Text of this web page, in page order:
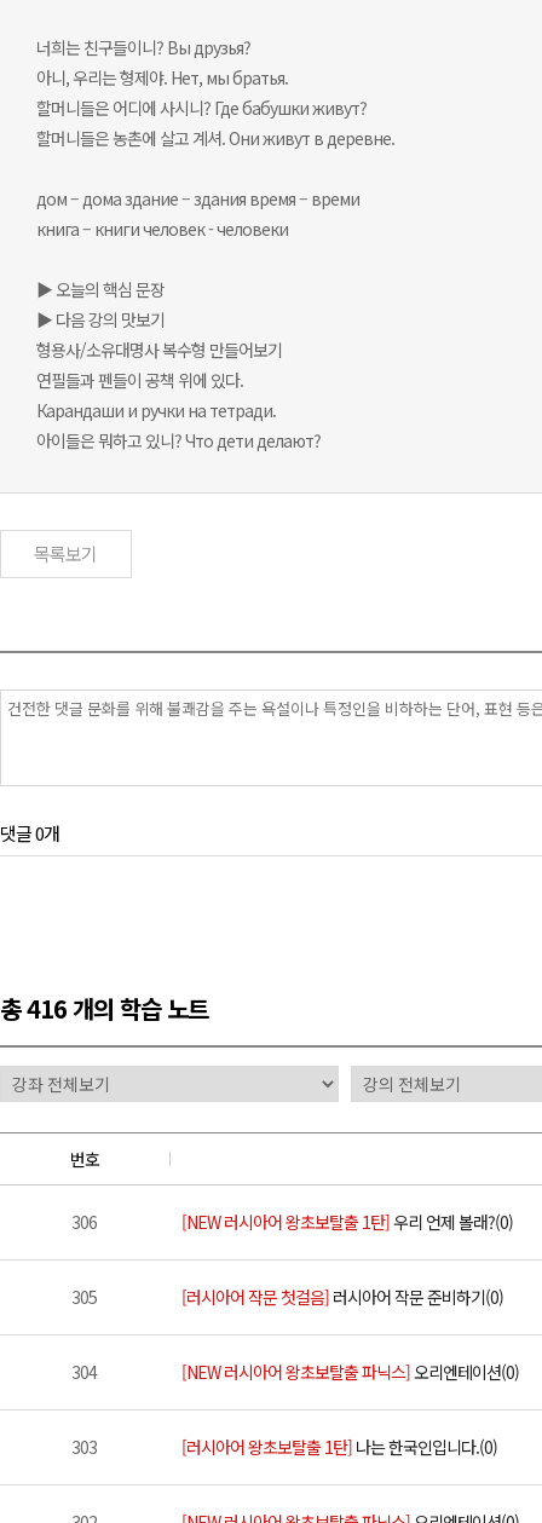
너희는 친구들이니? Вы друзья?
아니, 우리는 형제야. Нет, мы братья.
할머니들은 어디에 사시니? Где бабушки живут?
할머니들은 농촌에 살고 계셔. Они живут в деревне.
дом – дома здание – здания время – времи
книга – книги человек - человеки
▶ 오늘의 핵심 문장
▶ 다음 강의 맛보기
형용사/소유대명사 복수형 만들어보기
연필들과 펜들이 공책 위에 있다.
Карандаши и ручки на тетради.
아이들은 뭐하고 있니? Что дети делают?
목록보기
댓글 0개
총416 개의 학습 노트
번호
306 [NEW 러시아어 왕초보탈출 1탄]우리 언제 볼래?(0)
305 [러시아어 작문 첫걸음] 러시아어 작문 준비하기(0)
304 [NEW 러시아어 왕초보탈출 파닉스]오리엔테이션(0)
303 [러시아어 왕초보탈출 1탄] 나는 한국인입니다.(0)